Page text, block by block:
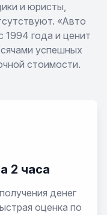
и юристы,
«Авто
1994 года и ценит
успешных
стоимости.
2 часа
денег
оценка по